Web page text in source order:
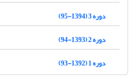
دوره 3 (1394-95)
دوره 2 (1393-94)
دوره 1 (1392-93)